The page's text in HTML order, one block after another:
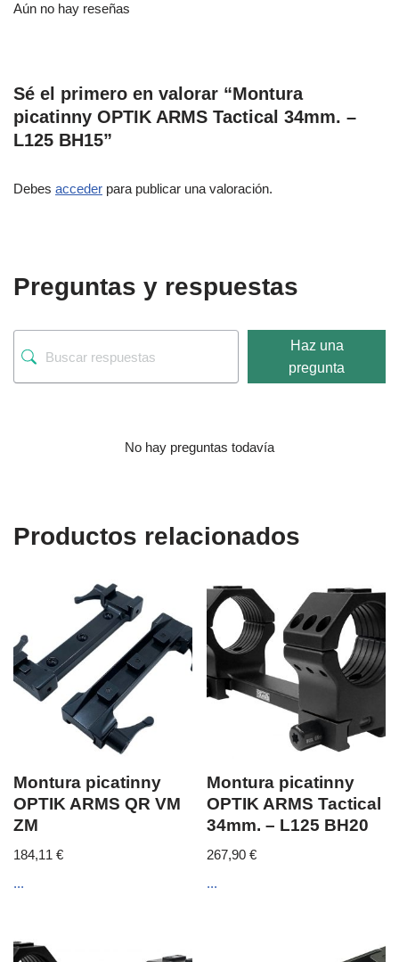
Aún no hay reseñas
Sé el primero en valorar “Montura
picatinny OPTIK ARMS Tactical 34mm. –
L125 BH15”
Debes acceder para publicar una valoración.
Preguntas y respuestas
Haz una
pregunta
No hay preguntas todavía
Productos relacionados
Montura picatinny
OPTIK ARMS QR VM
ZM
184,11 €
...
Montura picatinny
OPTIK ARMS Tactical
34mm. – L125 BH20
267,90€
...